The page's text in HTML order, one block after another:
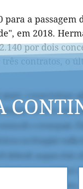
para a passagem
em 2018.
por dois
três contratos, o